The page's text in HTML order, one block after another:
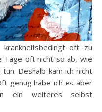
oft zu
Tage oft nicht so ab, wie
Deshalb kam ich nicht
genug habe ich es aber
ein weiteres selbst